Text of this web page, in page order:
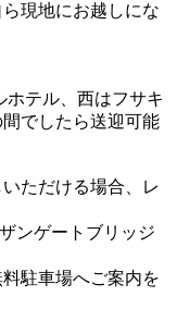
現地にお越しにな
テル、西はフサキ
でしたら送迎可能
ただける場合、レ
ンゲートブリッジ
駐車場へご案内を